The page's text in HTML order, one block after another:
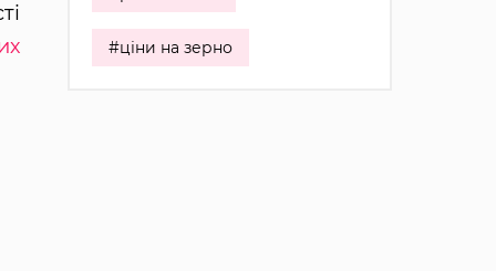
#ціни на зерно